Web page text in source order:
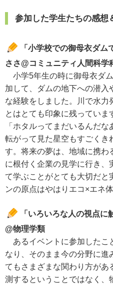
参加した学生たちの感想
「小学校での御母衣ダ
ささ@コミュニティ人間科学
小学5年生の時に御母衣ダ
加して、ダムの地下への潜入
な経験をしました。川で水力
とはとても印象に残っていま
「ホタルってまだいるんだ
転がって見た星空もすごくき
す。将来の夢は、地域に携わ
に根付く企業の見学に行き、
て学ぶことがとても大切だと
ンの原点はやはりエコ×エネ
「いろいろな人の視点
@物理学類
あるイベントに参加したこ
なり、そのまま今の分野に進
てもさまざまな関わり方があ
測するということではなく、